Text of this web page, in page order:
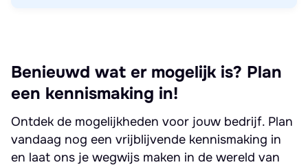
Benieuwd wat er mogelijk is? Plan
een kennismaking in!
Ontdek de mogelijkheden voor jouw bedrijf. Plan
vandaag nog een vrijblijvende kennismaking in
en laat ons je wegwijs maken in de wereld van